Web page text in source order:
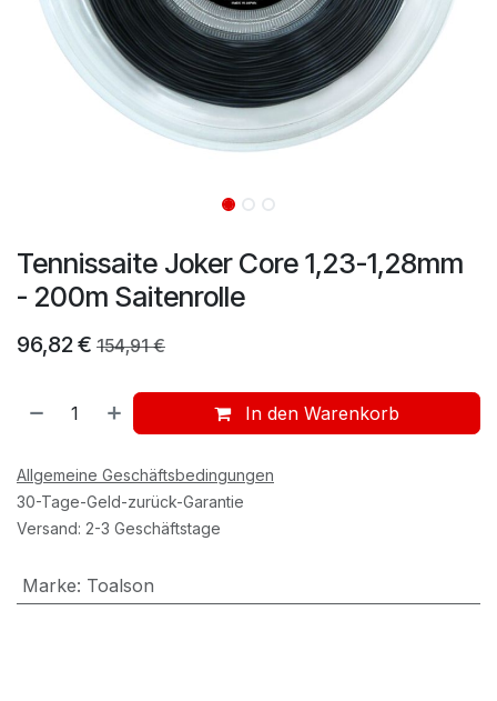
Tennissaite Joker Core 1,23-1,28mm
- 200m Saitenrolle
96,82€ 154,91€
In den Warenkorb
Allgemeine Geschäftsbedingungen
30-Tage-Geld-zurück-Garantie
Versand: 2-3 Geschäftstage
Marke: Toalson